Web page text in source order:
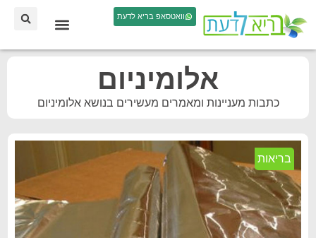
וואטסאפ בריא לדעת
אלומיניום
כתבות מעניינות ומאמרים מעשירים בנושא אלומיניום
בריאות